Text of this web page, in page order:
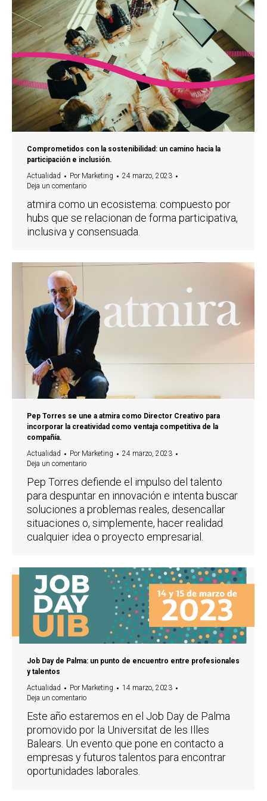
Comprometidos con la sostenibilidad: un camino hacia la
participación e inclusión.
Actualidad
Por Marketing
24 marzo, 2023
Deja un comentario
atmira como un ecosistema: compuesto por
hubs que se relacionan de forma participativa,
inclusiva y consensuada.
Pep Torres se une a atmira como Director Creativo para
incorporar la creatividad como ventaja competitiva de la
compañía.
Actualidad
Por Marketing
24 marzo, 2023
Deja un comentario
Pep Torres defiende el impulso del talento
para despuntar en innovación e intenta buscar
soluciones a problemas reales, desencallar
situaciones o, simplemente, hacer realidad
cualquier idea o proyecto empresarial.
Job Day de Palma: un punto de encuentro entre profesionales
y talentos
Actualidad
Por Marketing
14 marzo, 2023
Deja un comentario
Este año estaremos en el Job Day de Palma
promovido por la Universitat de les Illes
Balears. Un evento que pone en contacto a
empresas y futuros talentos para encontrar
oportunidades laborales.